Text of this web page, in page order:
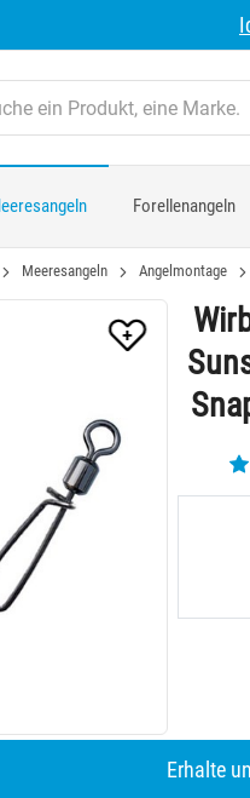
Forellenangeln
Meeresangeln Angelmontage
Erhalte